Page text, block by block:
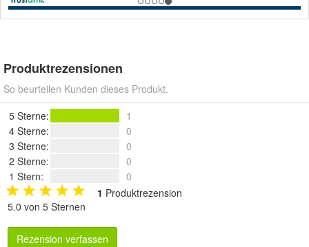
Produktrezensionen
So beurteilen Kunden dieses Produkt.
5 Sterne:
1
4 Sterne:
0
3 Sterne:
0
2 Sterne:
0
1 Stern:
0
1 Produktrezension
5.0 von 5 Sternen
Rezension verfassen